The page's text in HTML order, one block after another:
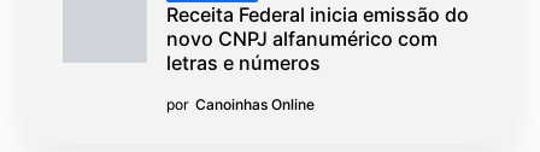
Receita Federal inicia emissão do
novo CNPJ alfanumérico com
letras e números
por Canoinhas Online